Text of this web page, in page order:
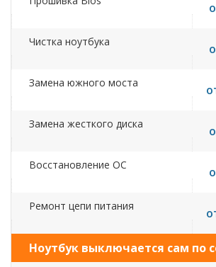
Чистка ноутбука
Замена южного моста
Замена жесткого диска
Восстановление ОС
Ремонт цепи питания
Ноутбук выключается сам по